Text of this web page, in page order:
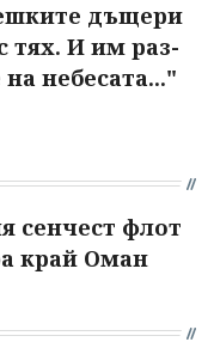
дъщери
тях. И им раз­
небесата..."
сенчест флот
край Оман